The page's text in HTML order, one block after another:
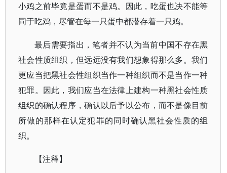
小鸡之前毕竟是蛋而不是鸡。因此，吃蛋也决不能等
同于吃鸡，尽管在每一只蛋中都潜存着一只鸡。
最后需要指出，笔者并不认为当前中国不存在黑
社会性质组织，但远远没有我们想象得那么多。我们
更应当把黑社会性组织当作一种组织而不是当作一种
犯罪。因此，我们应当在法律上建构一种黑社会性质
组织的确认程序，确认以后予以公布，而不是像目前
所做的那样在认定犯罪的同时确认黑社会性质的组
织。
【注释】